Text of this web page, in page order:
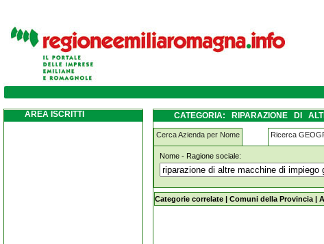
riparazione-di-altre-macchine-di-impiego-
AREA ISCRITTI
CATEGORIA: RIPARAZIONE DI
LOMBARDA
Cerca Azienda per Nome Ricerca
Nome - Ragione sociale:
riparazione-di-altre-macchine-di-
Categorie correlate | Comuni della Provincia |